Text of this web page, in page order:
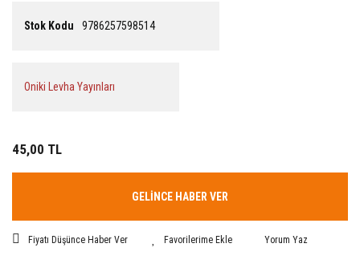
Stok Kodu 9786257598514
Oniki Levha Yayınları
45,00 TL
GELİNCE HABER VER
Fiyatı Düşünce Haber Ver Yorum Yaz